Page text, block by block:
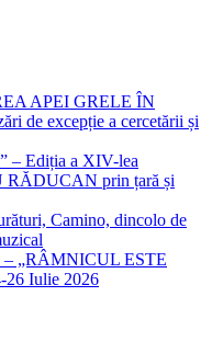
APEI GRELE ÎN
de excepție a cercetării și
– Ediția a XIV-lea
RĂDUCAN prin țară și
Camino, dincolo de
– „RÂMNICUL ESTE
Iulie 2026